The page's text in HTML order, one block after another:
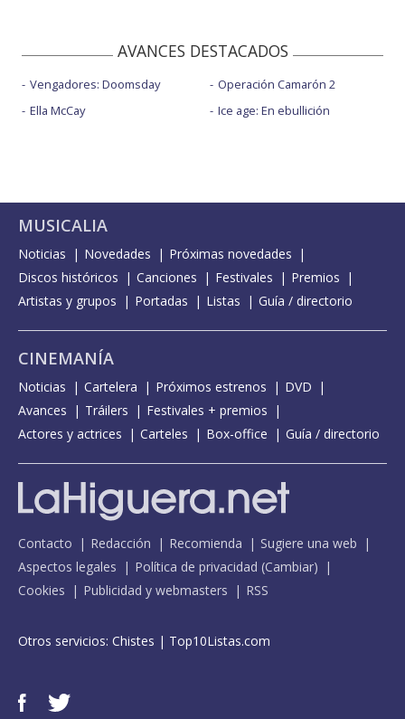
AVANCES DESTACADOS
Vengadores: Doomsday
Ella McCay
Operación Camarón 2
Ice age: En ebullición
MUSICALIA
Noticias Novedades
Próximas novedades
Discos históricos
Canciones Festivales
Premios
Artistas y grupos
Portadas Listas Guía / directorio
CINEMANÍA
Noticias Cartelera Próximos estrenos
DVD
Avances
Tráilers
Festivales + premios
Actores y actrices
Carteles Box-office Guía / directorio
Contacto Redacción Recomienda
Sugiere una web
Aspectos legales
Política de privacidad (Cambiar)
Cookies
Publicidad y webmasters RSS
Otros servicios: Chistes | Top10Listas.com